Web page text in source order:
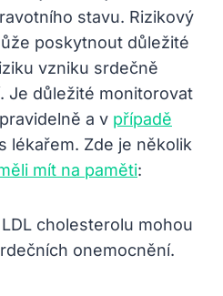
stavu. Rizikový
poskytnout důležité
vzniku srdečně
Je důležité monitorovat
a v případě
​s lékařem. Zde je několik
mít na paměti:
cholesterolu mohou
onemocnění.